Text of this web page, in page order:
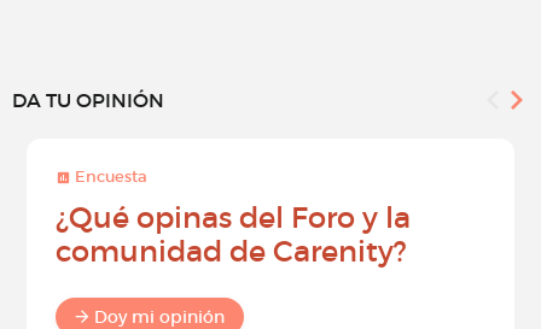
DA TU OPINIÓN
Encuesta
¿Qué opinas del Foro y la
comunidad de Carenity?
Doy mi opinión